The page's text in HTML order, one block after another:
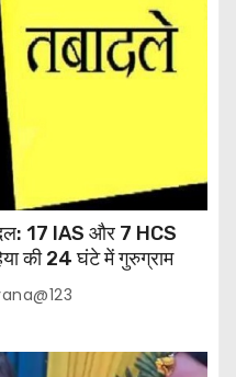
17 IAS और 7 HCS
की 24 घंटे में गुरुग्राम